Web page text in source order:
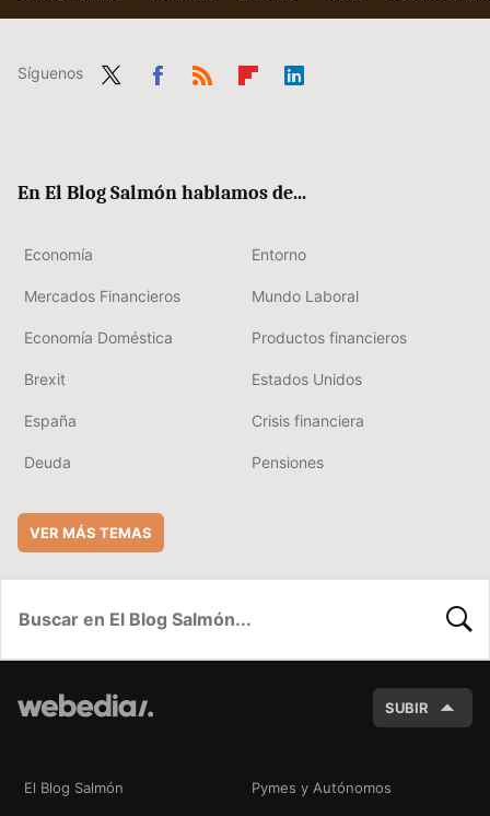
Síguenos
En El Blog Salmón hablamos de...
Economía Entorno
Mercados Financieros Mundo Laboral
Economía Doméstica Productos financieros
Brexit Estados Unidos
España Crisis financiera
Deuda Pensiones
VER MÁS TEMAS
SUBIR
El Blog Salmón Pymes y Autónomos